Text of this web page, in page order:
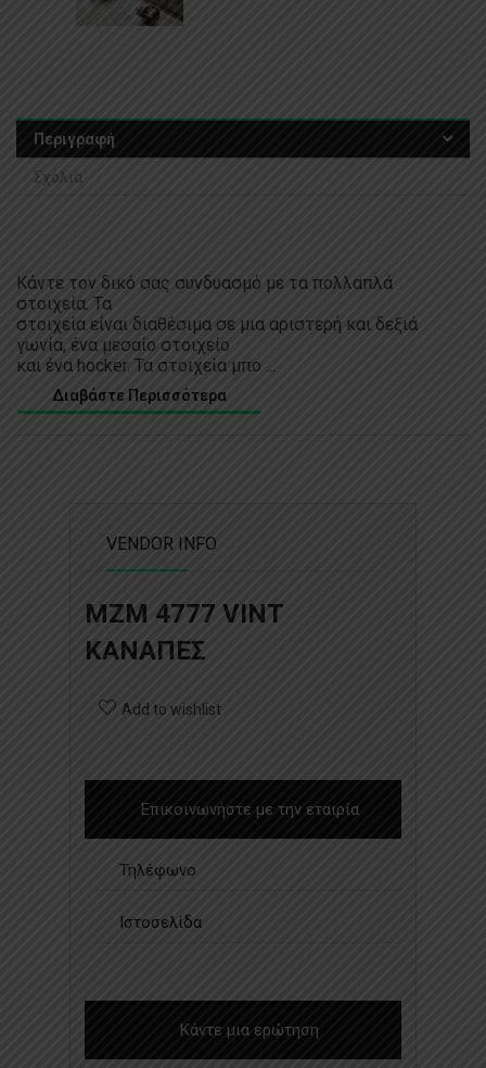
Περιγραφή
Σχόλια
Κάντε τον δικό σας συνδυασμό με τα πολλαπλά
στοιχεία. Τα
στοιχεία είναι διαθέσιμα σε μια αριστερή και δεξιά
γωνία, ένα μεσαίο στοιχείο
και ένα hocker. Τα στοιχεία μπο ...
Διαβάστε Περισσότερα
VENDOR INFO
MZM 4777 VINT
ΚΑΝΑΠΕΣ
Add to wishlist
Επικοινωνήστε με την εταιρία
Τηλέφωνο
Ιστοσελίδα
Κάντε μια ερώτηση